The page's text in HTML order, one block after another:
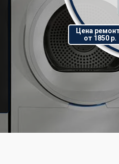
Цена
от 1850 р.